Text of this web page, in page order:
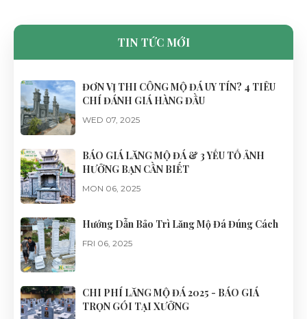
TIN TỨC MỚI
ĐƠN VỊ THI CÔNG MỘ ĐÁ UY TÍN? 4 TIÊU
CHÍ ĐÁNH GIÁ HÀNG ĐẦU
WED 07, 2025
BÁO GIÁ LĂNG MỘ ĐÁ & 3 YẾU TỐ ẢNH
HƯỞNG BẠN CẦN BIẾT
MON 06, 2025
Hướng Dẫn Bảo Trì Lăng Mộ Đá Đúng Cách
FRI 06, 2025
CHI PHÍ LĂNG MỘ ĐÁ 2025 - BÁO GIÁ
TRỌN GÓI TẠI XƯỞNG